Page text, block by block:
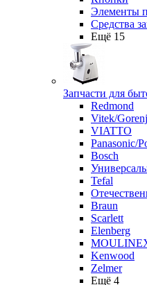
Элементы
Средства
Ещё 15
Запчасти для
Redmond
Vitek/
VIATTO
Panasonic/
Bosch
Tefal
Braun
Scarlett
Elenberg
Kenwood
Zelmer
Ещё 4